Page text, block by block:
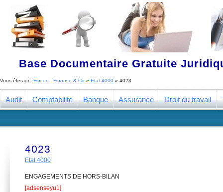
Base Documentaire Gratuite
Vous êtes ici : Finceo - Finance & Co » Etat 4000 » 4023
Audit Comptabilite Banque Assurance Droit du travail
4023
Etat 4000
ENGAGEMENTS DE HORS-BILAN
[adsenseyu1]